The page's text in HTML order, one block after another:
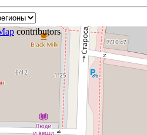
contributors